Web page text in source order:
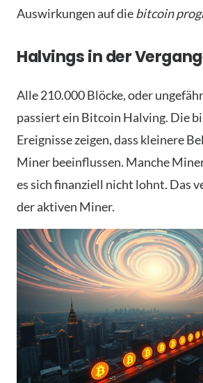
Auswirkungen auf diebitcoin
Halvings in der
Alle 210.000 Blöcke, oder
passiert ein Bitcoin Halving. Die
Ereignisse zeigen, dass kleinere
Miner beeinflussen. Manche
es sich finanziell nicht lohnt. Das
der aktiven Miner.